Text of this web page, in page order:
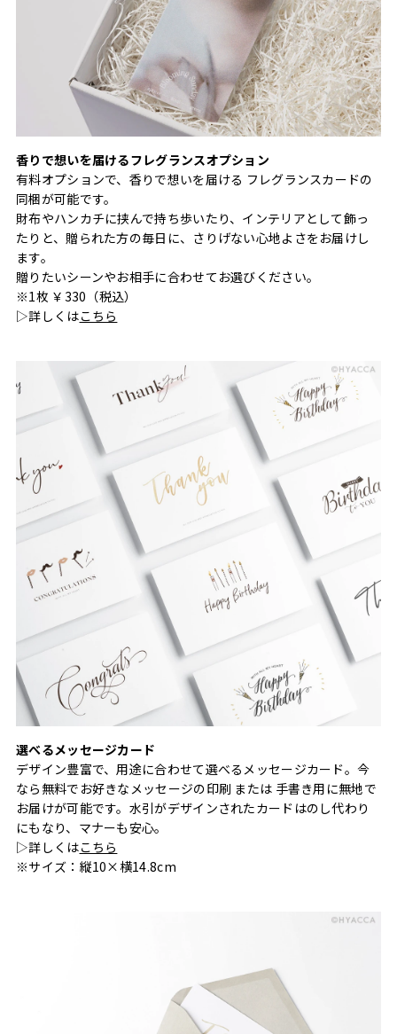
香りで想いを届けるフレグランスオプション
有料オプションで、香りで想いを届ける フレグランスカードの
同梱が可能です。
財布やハンカチに挟んで持ち歩いたり、インテリアとして飾っ
たりと、贈られた方の毎日に、さりげない心地よさをお届けし
ます。
贈りたいシーンやお相手に合わせてお選びください。
※1枚 ￥330（税込）
▷詳しくはこちら
選べるメッセージカード
デザイン豊富で、用途に合わせて選べるメッセージカード。今
なら無料でお好きなメッセージの印刷 または 手書き用に無地で
お届けが可能です。水引がデザインされたカードはのし代わり
にもなり、マナーも安心。
▷詳しくはこちら
※サイズ：縦10×横14.8cm